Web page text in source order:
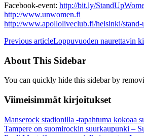
Facebook-event: http://bit.ly/
http://www.unwomen.fi
http://www.apolloliveclub.fi/helsinki/stand-
Previous articleLoppuvuoden naurettavin
About This Sidebar
You can quickly hide this sidebar by
Viimeisimmät kirjoitukset
Manserock stadionilla -tapahtuma kokoaa
Tampere on suomirockin suurkaupunki –